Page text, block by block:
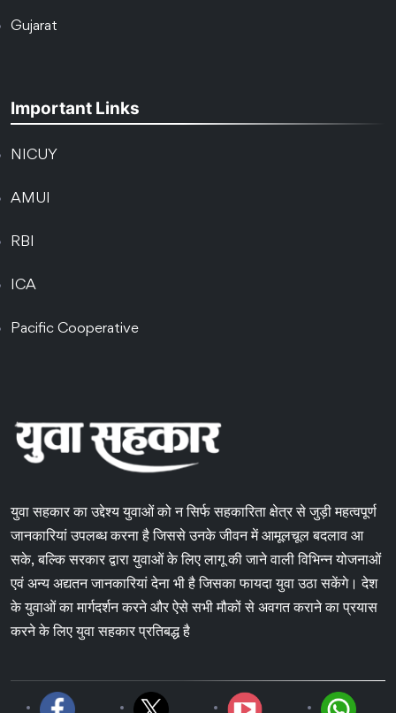
Gujarat
Important Links
NICUY
AMUI
RBI
ICA
Pacific Cooperative
युवा सहकार का उद्देश्य युवाओं को न सिर्फ सहकारिता क्षेत्र से जुड़ी महत्वपूर्ण
जानकारियां उपलब्ध करना है जिससे उनके जीवन में आमूलचूल बदलाव आ
सके, बल्कि सरकार द्वारा युवाओं के लिए लागू की जाने वाली विभिन्न योजनाओं
एवं अन्य अद्यतन जानकारियां देना भी है जिसका फायदा युवा उठा सकेंगे। देश
के युवाओं का मार्गदर्शन करने और ऐसे सभी मौकों से अवगत कराने का प्रयास
करने के लिए युवा सहकार प्रतिबद्ध है